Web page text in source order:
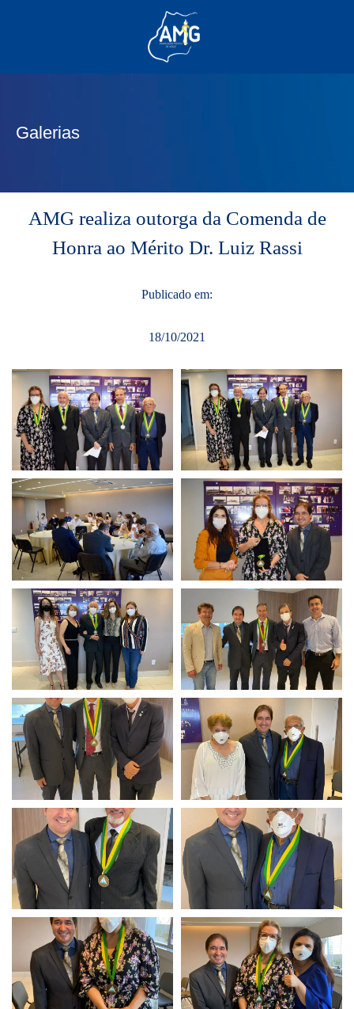
Galerias
AMG realiza outorga da Comenda de
Honra ao Mérito Dr. Luiz Rassi
Publicado em:
18/10/2021